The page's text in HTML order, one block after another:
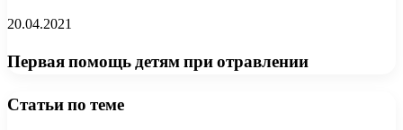
20.04.2021
Первая помощь детям при отравлении
Статьи по теме